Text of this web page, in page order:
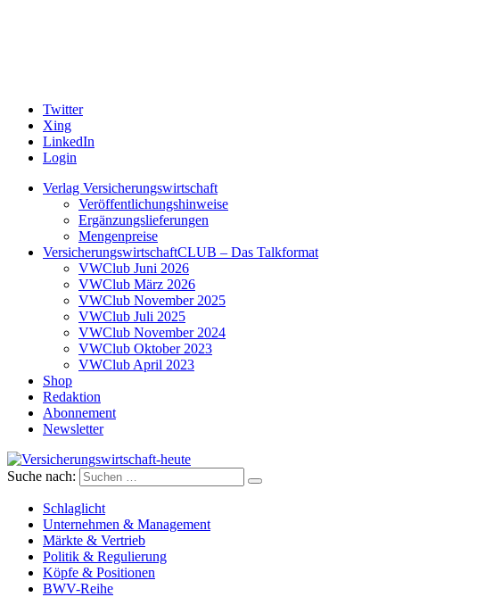
Twitter
Xing
LinkedIn
Login
Verlag Versicherungswirtschaft
Veröffentlichungshinweise
Ergänzungslieferungen
Mengenpreise
VersicherungswirtschaftCLUB – Das Talkformat
VWClub Juni 2026
VWClub März 2026
VWClub November 2025
VWClub Juli 2025
VWClub November 2024
VWClub Oktober 2023
VWClub April 2023
Shop
Redaktion
Abonnement
Newsletter
Versicherungswirtschaft-heute
Suche nach:
Schlaglicht
Unternehmen & Management
Märkte & Vertrieb
Politik & Regulierung
Köpfe & Positionen
BWV-Reihe